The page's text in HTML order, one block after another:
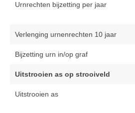
Urnrechten bijzetting per jaar
Verlenging urnenrechten 10 jaar
Bijzetting urn in/op graf
Uitstrooien as op strooiveld
Uitstrooien as